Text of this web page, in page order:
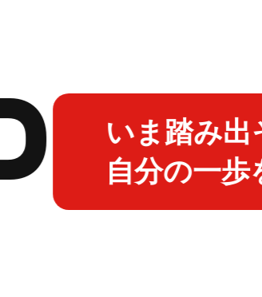
いま踏み出そう!
自分の一歩を。